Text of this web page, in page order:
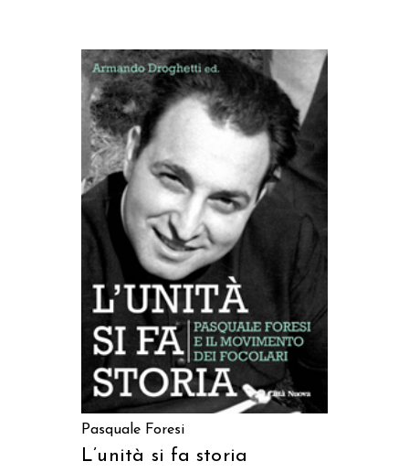
AGGIUNGI AL CARRELLO
Pasquale Foresi
L’unità si fa storia